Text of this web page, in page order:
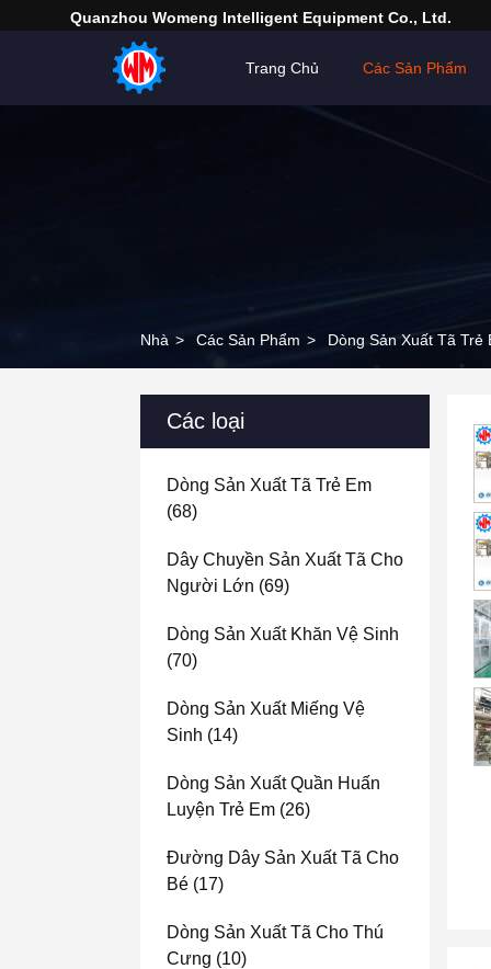
Quanzhou Womeng Intelligent Equipment Co., Ltd.
Trang Chủ Các Sản Phẩm
Nhà > Các Sản Phẩm > Dòng Sản Xuất Tã Trẻ
Các loại
Dòng Sản Xuất Tã Trẻ Em
(68)
Dây Chuyền Sản Xuất Tã Cho
Người Lớn (69)
Dòng Sản Xuất Khăn Vệ Sinh
(70)
Dòng Sản Xuất Miếng Vệ
Sinh (14)
Dòng Sản Xuất Quần Huấn
Luyện Trẻ Em (26)
Đường Dây Sản Xuất Tã Cho
Bé (17)
Dòng Sản Xuất Tã Cho Thú
Cưng (10)